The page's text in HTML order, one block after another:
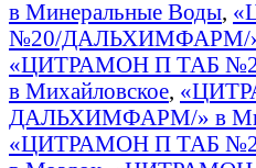
в Минеральные Воды,
№20/ДАЛЬХИМФАРМ/»
«ЦИТРАМОН П ТАБ
в Михайловское,
ДАЛЬХИМФАРМ/» в
«ЦИТРАМОН П ТАБ